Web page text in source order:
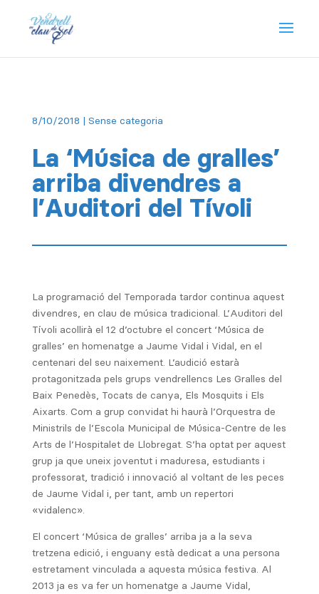
8/10/2018 | Sense categoria
La ‘Música de gralles’
arriba divendres a
l’Auditori del Tívoli
La programació del Temporada tardor continua aquest
divendres, en clau de música tradicional. L’Auditori del
Tívoli acollirà el 12 d’octubre el concert ‘Música de
gralles’ en homenatge a Jaume Vidal i Vidal, en el
centenari del seu naixement. L’audició estarà
protagonitzada pels grups vendrellencs Les Gralles del
Baix Penedès, Tocats de canya, Els Mosquits i Els
Aixarts. Com a grup convidat hi haurà l’Orquestra de
Ministrils de l’Escola Municipal de Música-Centre de les
Arts de l’Hospitalet de Llobregat. S’ha optat per aquest
grup ja que uneix joventut i maduresa, estudiants i
professorat, tradició i innovació al voltant de les peces
de Jaume Vidal i, per tant, amb un repertori
«vidalenc».
El concert ‘Música de gralles’ arriba ja a la seva
tretzena edició, i enguany està dedicat a una persona
estretament vinculada a aquesta música festiva. Al
2013 ja es va fer un homenatge a Jaume Vidal,